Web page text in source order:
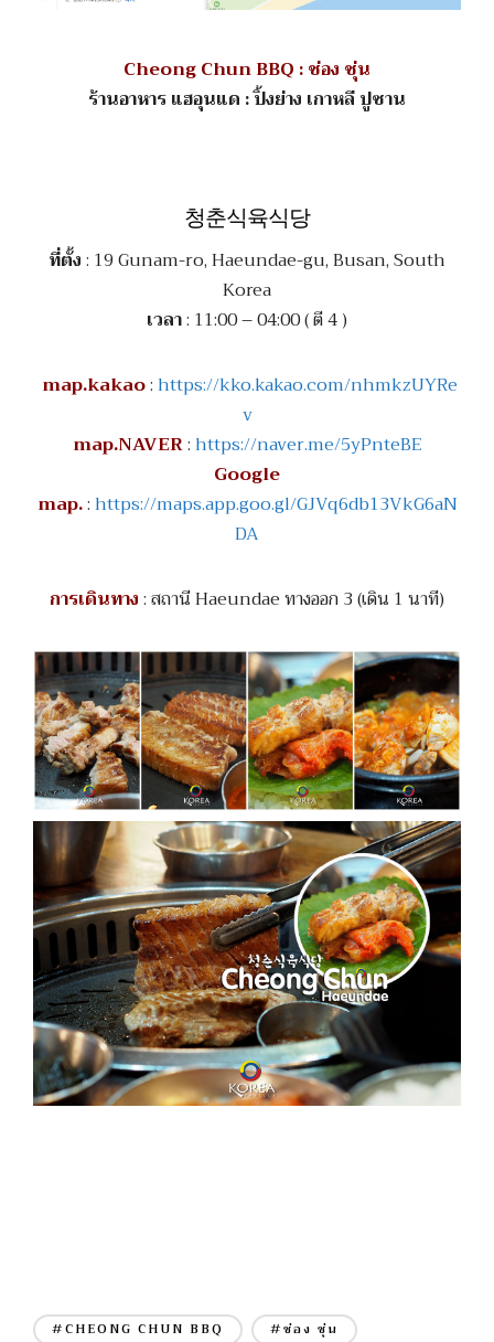
Cheong Chun BBQ : ช่อง ชุ่น
ร้านอาหาร แฮอุนแด : ปิ้งย่าง เกาหลี ปูซาน
청춘식육식당
ที่ตั้ง: 19 Gunam-ro, Haeundae-gu, Busan, South
Korea
เวลา: 11:00 – 04:00 ( ตี 4 )
map.kakao:https://kko.kakao.com/nhmkzUYRe
v
map.NAVER:https://naver.me/5yPnteBE
Google
map.:https://maps.app.goo.gl/GJVq6db13VkG6aN
DA
การเดินทาง: สถานี Haeundae ทางออก 3 (เดิน 1 นาที)
#CHEONG CHUN BBQ
#ช่อง ชุ่น